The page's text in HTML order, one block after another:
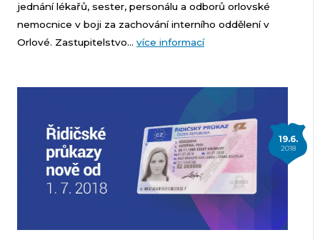
jednání lékařů, sester, personálu a odborů orlovské
nemocnice v boji za zachování interního oddělení v
Orlové. Zastupitelstvo... více informací
19.6.
2018